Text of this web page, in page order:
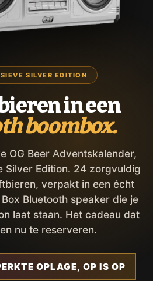
SILVER EDITION
in een
boombox.
OG Beer Adventskalender,
Silver Edition. 24 zorgvuldig
verpakt in een écht
Bluetooth speaker die je
laat staan. Het cadeau dat
nu te reserveren.
OPLAGE, OP IS OP